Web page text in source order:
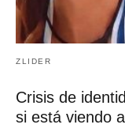
ZLIDER
Crisis de
si está viendo